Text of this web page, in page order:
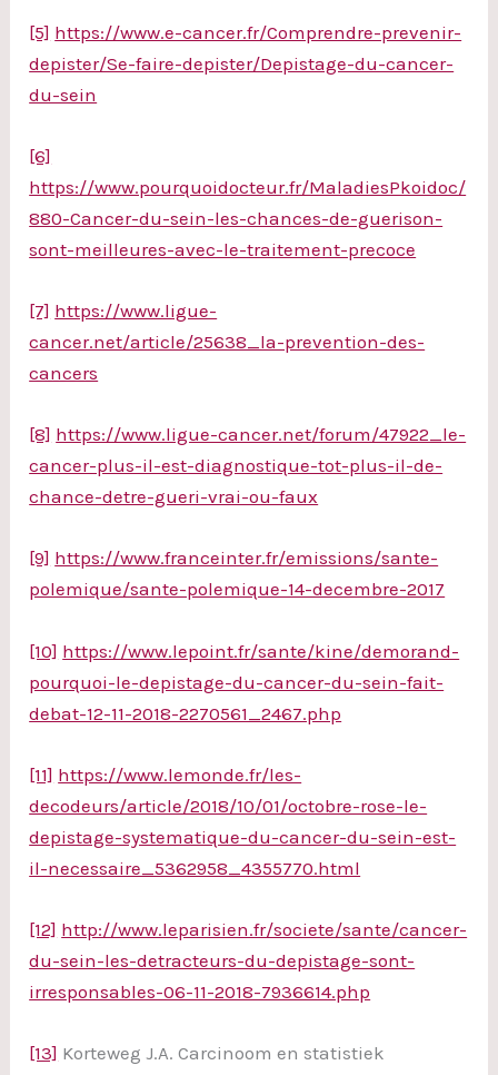
[5] https://www.e-cancer.fr/Comprendre-prevenir-
depister/Se-faire-depister/Depistage-du-cancer-
du-sein
[6]
https://www.pourquoidocteur.fr/MaladiesPkoidoc/
880-Cancer-du-sein-les-chances-de-guerison-
sont-meilleures-avec-le-traitement-precoce
[7] https://www.ligue-
cancer.net/article/25638_la-prevention-des-
cancers
[8] https://www.ligue-cancer.net/forum/47922_le-
cancer-plus-il-est-diagnostique-tot-plus-il-de-
chance-detre-gueri-vrai-ou-faux
[9] https://www.franceinter.fr/emissions/sante-
polemique/sante-polemique-14-decembre-2017
[10] https://www.lepoint.fr/sante/kine/demorand-
pourquoi-le-depistage-du-cancer-du-sein-fait-
debat-12-11-2018-2270561_2467.php
[11] https://www.lemonde.fr/les-
decodeurs/article/2018/10/01/octobre-rose-le-
depistage-systematique-du-cancer-du-sein-est-
il-necessaire_5362958_4355770.html
[12] http://www.leparisien.fr/societe/sante/cancer-
du-sein-les-detracteurs-du-depistage-sont-
irresponsables-06-11-2018-7936614.php
[13] Korteweg J.A. Carcinoom en statistiek